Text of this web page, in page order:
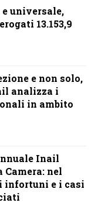
universale,
13.153,9
e non solo,
analizza i
in ambito
Inail
nel
infortuni e i casi